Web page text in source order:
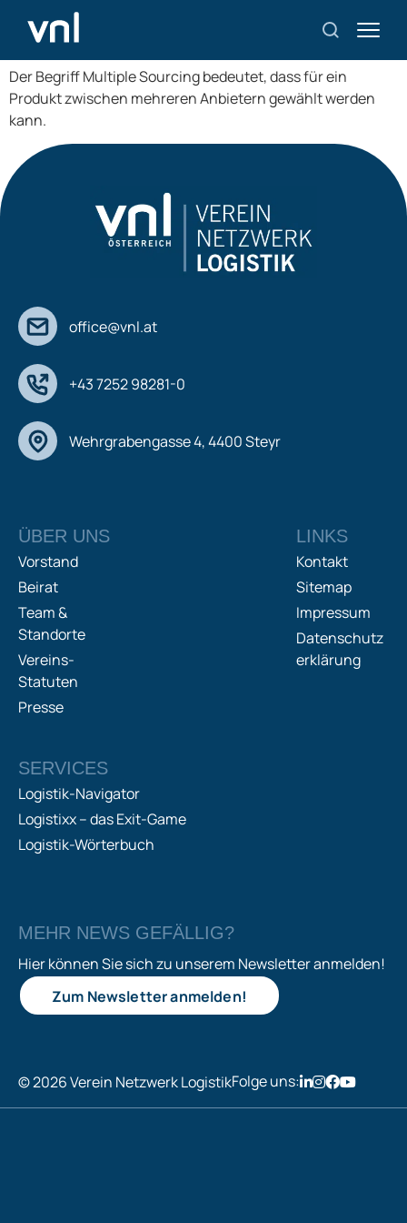
Multiple Sourcing
Der Begriff Multiple Sourcing bedeutet, dass für ein
Produkt zwischen mehreren Anbietern gewählt werden
kann.
office@vnl.at
+43 7252 98281-0
Wehrgrabengasse 4, 4400 Steyr
ÜBER UNS
Vorstand
Beirat
Team &
Standorte
Vereins-
Statuten
Presse
LINKS
Kontakt
Sitemap
Impressum
Datenschutz
erklärung
SERVICES
Logistik-Navigator
Logistixx – das Exit-Game
Logistik-Wörterbuch
MEHR NEWS GEFÄLLIG?
Hier können Sie sich zu unserem Newsletter anmelden!
Zum Newsletter anmelden!
© 2026 Verein Netzwerk LogistikFolge uns: